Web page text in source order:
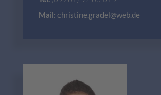
Mail: christine.gradel@web.de